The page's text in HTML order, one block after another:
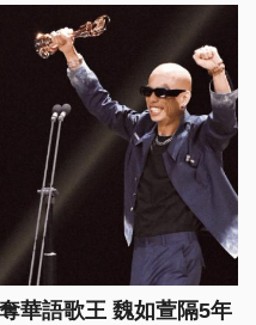
華語歌王 魏如萱隔5年